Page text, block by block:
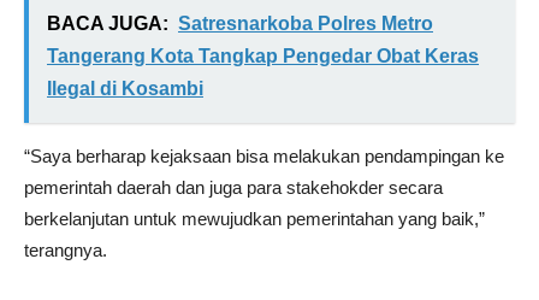
BACA JUGA: Satresnarkoba Polres Metro
Tangerang Kota Tangkap Pengedar Obat Keras
Ilegal di Kosambi
“Saya berharap kejaksaan bisa melakukan pendampingan ke
pemerintah daerah dan juga para stakehokder secara
berkelanjutan untuk mewujudkan pemerintahan yang baik,”
terangnya.